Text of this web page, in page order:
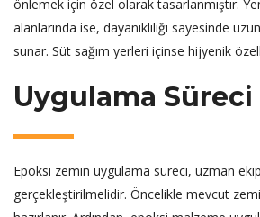
önlemek için özel olarak tasarlanmıştır.
alanlarında ise, dayanıklılığı sayesinde
sunar. Süt sağım yerleri içinse hijyenik
Uygulama Süreci
Epoksi zemin uygulama süreci, uzman
gerçekleştirilmelidir. Öncelikle mevcut